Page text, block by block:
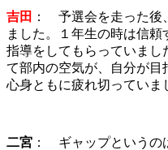
吉田 ： 予選会を走った後
ました。１年生の時は信
指導をしてもらっていまし
て部内の空気が、自分が目
心身ともに疲れ切っていま
二宮 ： ギャップというの